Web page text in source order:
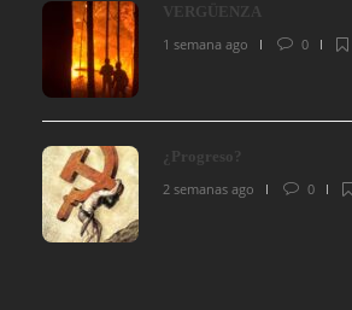
VERGÜENZA
1 semana ago
0
¿Progreso?
2 semanas ago
0